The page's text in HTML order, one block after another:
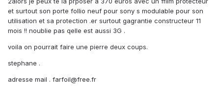
et surtout son porte follio neuf pour sony s modulable pour son
utilisation et sa protection .er surtout gagrantie constructeur 11
mois !! noublie pas qelle est aussi 3G .
voila on pourrait faire une pierre deux coups.
stephane .
adresse mail . farfoil@free.fr